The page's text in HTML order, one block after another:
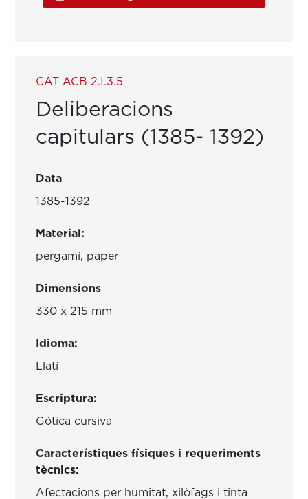
CAT ACB 2.I.3.5
Deliberacions
capitulars (1385- 1392)
Data
1385-1392
Material:
pergamí, paper
Dimensions
330 x 215 mm
Idioma:
Llatí
Escriptura:
Gótica cursiva
Característiques físiques i requeriments
tècnics:
Afectacions per humitat, xilòfags i tinta